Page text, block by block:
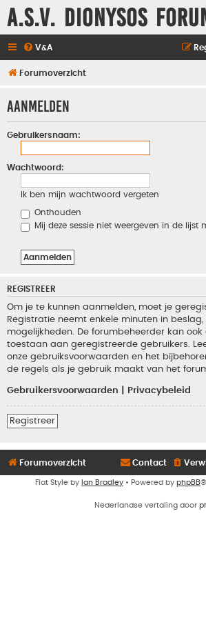
A.S.V. Dionysos
V&A
Forumoverzicht
Aanmelden
Gebruikersnaam:
Wachtwoord:
Ik ben mijn wachtwoord vergeten
Onthouden
Mij deze sessie niet weergeven in de lijst
REGISTREER
Om je te kunnen aanmelden, moet je
Registratie neemt enkele minuten in
mogelijkheden. De forumbeheerder kan ook
toestaan aan geregistreerde gebruikers.
onze gebruiksvoorwaarden en het
de regels als je gebruik maakt van het
Gebruikersvoorwaarden Privacybeleid
Registreer
Forumoverzicht Contact
Flat Style by Ian Bradley • Powered by phpBB
Nederlandse vertaling door